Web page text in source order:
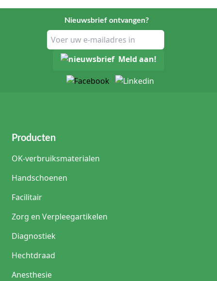
Nieuwsbrief ontvangen?
Meld aan!
Producten
OK-verbruiksmaterialen
Handschoenen
Facilitair
Zorg en Verpleegartikelen
Diagnostiek
Hechtdraad
Anesthesie